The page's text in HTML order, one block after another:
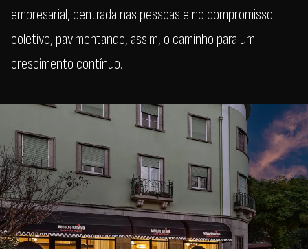
empresarial, centrada nas pessoas e no compromisso
coletivo, pavimentando, assim, o caminho para um
crescimento contínuo.